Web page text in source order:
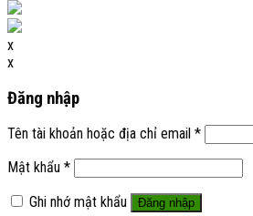
x
x
Đăng nhập
Tên tài khoản hoặc địa chỉ email *
Mật khẩu *
Ghi nhớ mật khẩu
Đăng nhập